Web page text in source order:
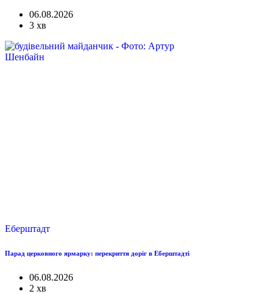
06.08.2026
3 хв
Еберштадт
Парад церковного ярмарку: перекриття доріг в Еберштадті
06.08.2026
2 хв